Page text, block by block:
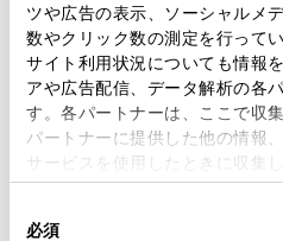
ツや広告の表示、ソーシャルメ
数やクリック数の測定を行って
サイト利用状況についても情報
アや広告配信、データ解析の各
す。各パートナーは、ここで収
パートナーに提供した他の情報
サービスを使用したときに収集
使用することがあります。当ウ
必須
必須 丁目番地
建物名